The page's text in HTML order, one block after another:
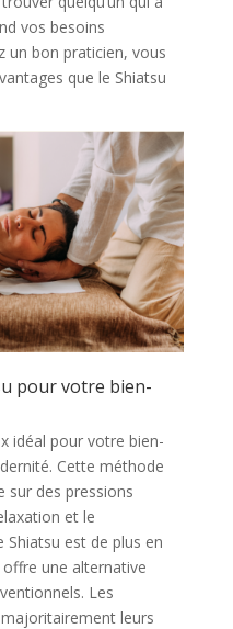
vos besoins
un bon praticien, vous
que le Shiatsu
pour votre bien-
idéal pour votre bien-
Cette méthode
sur des pressions
et le
est de plus en
une alternative
Les
leurs